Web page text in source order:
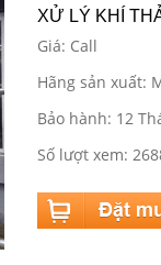
XỬ LÝ KHÍ
Giá: Call
Hãng sản xuất:
Bảo hành: 12
Số lượt xem: